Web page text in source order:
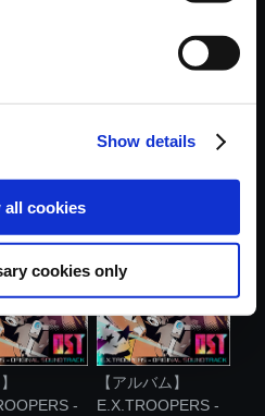
Show details
all cookies
cookies only
【単曲】
-
【アルバム】
E.X.TROOPERS -